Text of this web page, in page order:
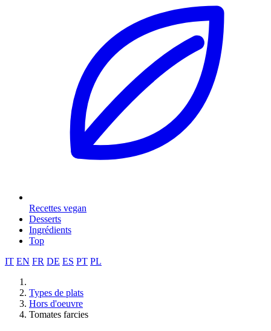
Recettes vegan
Desserts
Ingrédients
Top
IT EN FR DE ES PT PL
Types de plats
Hors d'oeuvre
Tomates farcies